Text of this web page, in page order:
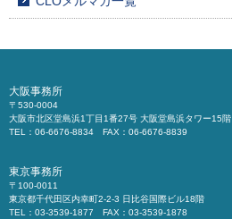
大阪事務所
〒530-0004
大阪市北区堂島浜1丁目1番27号 大阪堂島浜タワー15階
TEL：06-6676-8834 FAX：06-6676-8839
東京事務所
〒100-0011
東京都千代田区内幸町2-2-3 日比谷国際ビル18階
TEL：03-3539-1877 FAX：03-3539-1878